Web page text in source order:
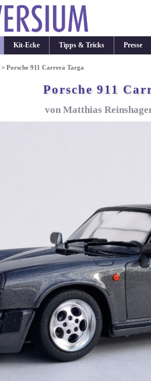
Kit-Ecke Tipps & Tricks Presse
>Porsche 911 Carrera Targa
Porsche 911
von Matthias